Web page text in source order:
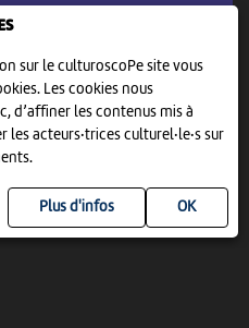
sur le culturoscoPe site vous
Les cookies nous
d’affiner les contenus mis à
acteurs·trices culturel·le·s sur
Plus d'infos